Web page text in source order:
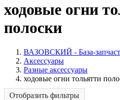
ходовые огни
полоски
ВАЗОВСКИЙ - База-
Аксессуары
Разные аксессуары
ходовые огни тольятти
Отобразить фильтры